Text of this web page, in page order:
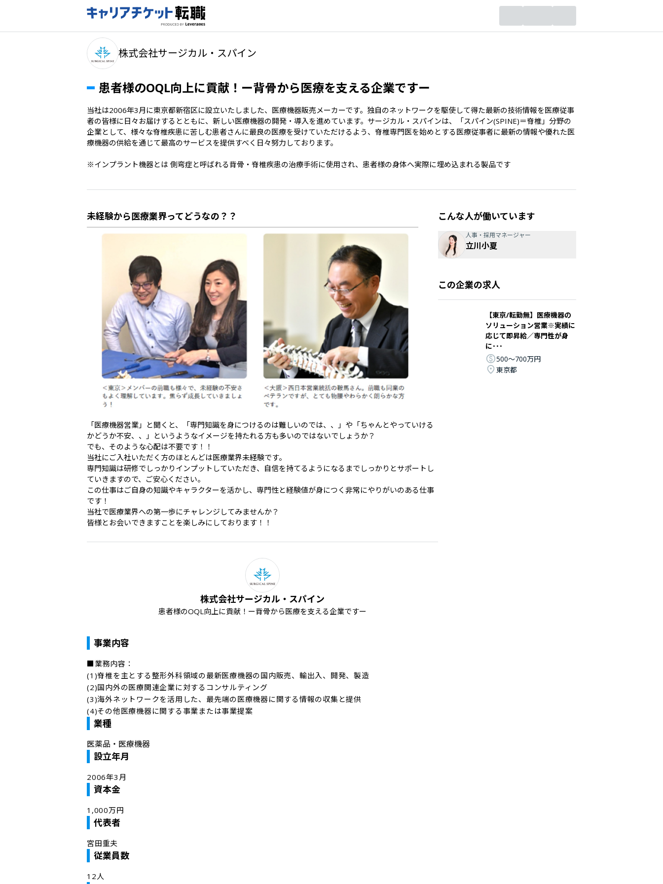
株式会社サージカル・スパイン
患者様のOQL向上に貢献！ー背骨から医療を支える企業ですー
当社は2006年3月に東京都新宿区に設立いたしました、医療機器販売メーカーです。独自のネットワークを駆使して得た最新の技術情報を医療従事
者の皆様に日々お届けするとともに、新しい医療機器の開発・導入を進めています。サージカル・スパインは、「スパイン(SPINE)＝脊椎」分野の
企業として、様々な脊椎疾患に苦しむ患者さんに最良の医療を受けていただけるよう、脊椎専門医を始めとする医療従事者に最新の情報や優れた医
療機器の供給を通じて最高のサービスを提供すべく日々努力しております。
※インプラント機器とは 側弯症と呼ばれる背骨・脊椎疾患の治療手術に使用され、患者様の身体へ実際に埋め込まれる製品です
未経験から医療業界ってどうなの？？
「医療機器営業」と聞くと、「専門知識を身につけるのは難しいのでは、、」や「ちゃんとやっていける
かどうか不安、、」というようなイメージを持たれる方も多いのではないでしょうか？
でも、そのような心配は不要です！！
当社にご入社いただく方のほとんどは医療業界未経験です。
専門知識は研修でしっかりインプットしていただき、自信を持てるようになるまでしっかりとサポートし
ていきますので、ご安心ください。
この仕事はご自身の知識やキャラクターを活かし、専門性と経験値が身につく非常にやりがいのある仕事
です！
当社で医療業界への第一歩にチャレンジしてみませんか？
皆様とお会いできますことを楽しみにしております！！
株式会社サージカル・スパイン
患者様のOQL向上に貢献！ー背骨から医療を支える企業ですー
事業内容
■業務内容：
(1)脊椎を主とする整形外科領域の最新医療機器の国内販売、輸出入、開発、製造
(2)国内外の医療関連企業に対するコンサルティング
(3)海外ネットワークを活用した、最先端の医療機器に関する情報の収集と提供
(4)その他医療機器に関する事業または事業提案
業種
医薬品・医療機器
設立年月
2006年3月
資本金
1,000万円
代表者
宮田重夫
従業員数
12人
こんな人が働いています
人事・採用マネージャー
立川小夏
この企業の求人
【東京/転勤無】医療機器の
ソリューション営業※実績に
応じて即昇給／専門性が身
に･･･
500〜700万円
東京都